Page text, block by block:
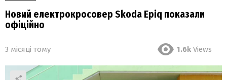
Новий електрокросовер Skoda Epiq показали
офіційно
3 місяці тому 1.6k Views